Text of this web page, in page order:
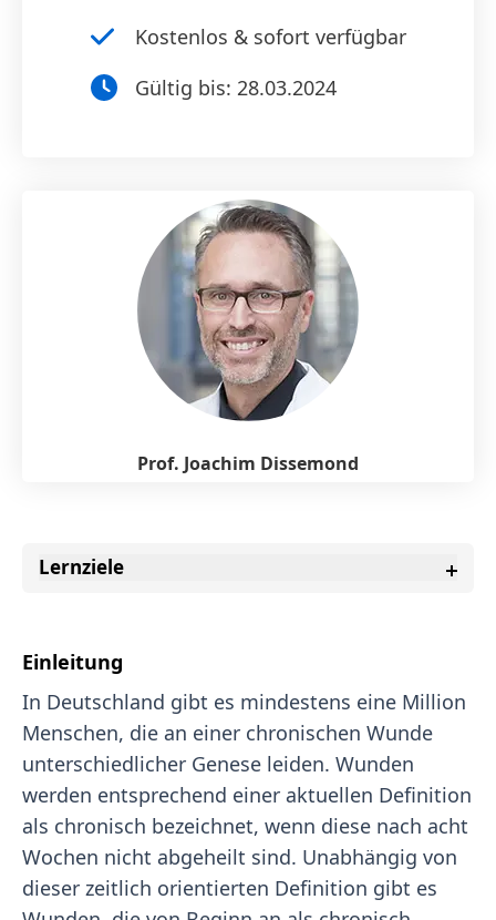
Kostenlos & sofort verfügbar
Gültig bis: 28.03.2024
Prof. Joachim Dissemond
Lernziele
Einleitung
In Deutschland gibt es mindestens eine Million
Menschen, die an einer chronischen Wunde
unterschiedlicher Genese leiden. Wunden
werden entsprechend einer aktuellen Definition
als chronisch bezeichnet, wenn diese nach acht
Wochen nicht abgeheilt sind. Unabhängig von
dieser zeitlich orientierten Definition gibt es